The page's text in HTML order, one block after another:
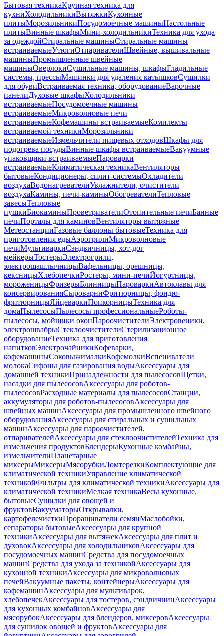
Бытовая техникаКрупная техника для
кухниХолодильникиВытяжкиКухонные
плитыМорозильникиПосудомоечные машиныНастольные
плитыВинные шкафыМини-холодильникиТехника для ухода
за одеждойСтиральные машиныСтиральные машины
встраиваемыеУтюгиОтпаривателиШвейные, вышивальные
машиныПромышленные швейные
машиныОверлокиСушильные машины, шкафыГладильные
системы, прессыМашинки для удаления катышковСушилки
для обувиВстраиваемая техника, оборудованиеВарочные
панелиДуховые шкафыХолодильники
встраиваемыеПосудомоечные машины
встраиваемыеМикроволновые печи
встраиваемыеКофемашины встраиваемыеКомплекты
встраиваемой техникиМорозильники
встраиваемыеИзмельчители пищевых отходовШкафы для
подогрева посудыВинные шкафы встраиваемыеВакуумные
упаковщики встраиваемыеПароварки
встраиваемыеКлиматическая техникаВентиляторы
бытовыеКондиционеры, сплит-системыОхладители
воздухаВодонагревателиУвлажнители, очистители
воздухаКамины, печи-каминыОбогревателиТепловые
завесыТепловые
пушкиБиокаминыПроветривателиОтопительные печиБанные
печиПорталы для каминовВентиляторы вытяжные
МетеостанцииГазовые баллоны бытовыеТехника для
приготовления едыАэрогрилиМикроволновые
печиМультиваркиСэндвичницы, хот-дог
мейкерыТостерыЭлектрогрили,
электрошашлычницыВафельницы, орешницы,
кексницыХлебопечкиРостеры, мини-печиЙогуртницы,
мороженицыФризерыБлинницыПароваркиАвтоклавы для
консервированияСыроварниФритюрницы, фондю-
фритюрницыЯйцеваркиПопкорницыТехника для
домаПылесосыПылесосы профессиональныеРоботы-
пылесосы, мойщики оконПароочистителиЭлектровеники,
электрошвабрыСтеклоочистителиСтерилизационное
оборудованиеТехника для приготовления
напитковЭлектрочайникиКофеварки,
кофемашиныСоковыжималкиКофемолкиВспениватели
молокаСифоны для газирования водыАксессуары для
домашней техникиПринадлежности для пылесосовЩетки,
насадки для пылесосовАксессуары для роботов-
пылесосовРасходные материалы для пылесосовСтанции,
аккумуляторы для роботов-пылесосовАксессуары для
швейных машинАксессуары для промышленного швейного
оборудованияАксессуары для стиральных и сушильных
машинАксессуары для пароочистителей,
отпаривателейАксессуары для стеклоочистителейТехника для
измельчения продуктовБлендерыКухонные комбайны,
измельчителиПланетарные
миксерыМиксерыМясорубкиЛомтерезкиКомплектующие для
климатической техникиУправление климатической
техникойФильтры для климатической техникиАксессуары для
климатической техникиМелкая техникаВесы кухонные,
бытовыеСушилки для овощей и
фруктовВакууматорыОткрывалки,
картофелечисткиПроращиватели семянМаслобойки,
сепараторы бытовыеАксессуары для крупной
техникиАксессуары для вытяжекАксессуары для плит и
духовокАксессуары для холодильниковАксессуары для
посудомоечных машинСредства для посудомоечных
машинСредства для ухода за техникойАксессуары для
кухонной техникиАксессуары для микроволновых
печейВакуумные пакеты, контейнерыАксессуары для
кофемашинАксессуары для мультиварок,
хлебопечекАксессуары для тостеров, сэндвичницАксессуары
для кухонных комбайновАксессуары для
мясорубокАксессуары для блендеров, миксеровАксессуары
для сушилок овощей и фруктовАксессуары для